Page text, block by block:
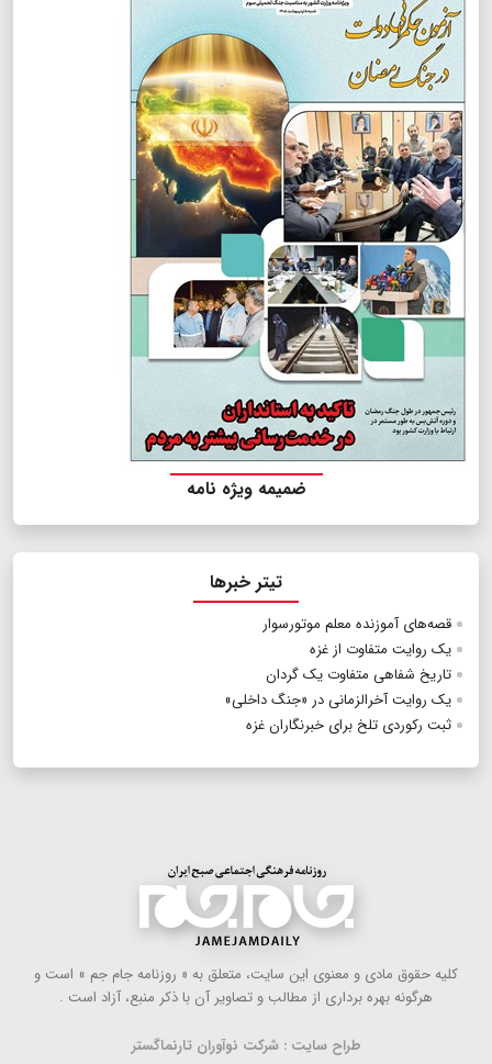
ضمیمه ویژه نامه
تیتر خبرها
قصه‌های آموزنده معلم موتورسوار
یک روایت متفاوت از غزه
تاریخ شفاهی متفاوت یک گردان
یک روایت آخرالزمانی در «جنگ داخلی»
ثبت رکوردی تلخ برای خبرنگاران غزه
كلیه حقوق مادی و معنوی این سایت، متعلق به « روزنامه جام جم » است و
هرگونه بهره ‌برداری از مطالب و تصاویر آن با ذكر منبع، آزاد است .
طراح سایت : شرکت نوآوران تارنماگستر